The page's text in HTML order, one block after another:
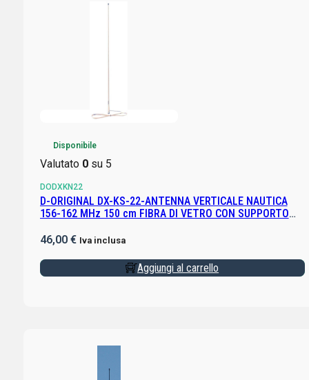
Disponibile
Valutato 0su 5
DODXKN22
D-ORIGINAL DX-KS-22-ANTENNA VERTICALE NAUTICA
156-162 MHz 150 cm FIBRA DI VETRO CON SUPPORTO
46,00 € Iva inclusa
Aggiungi al carrello